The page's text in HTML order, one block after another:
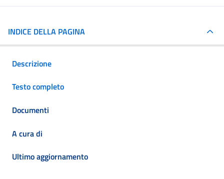
INDICE DELLA PAGINA
Descrizione
Testo completo
Documenti
A cura di
Ultimo aggiornamento